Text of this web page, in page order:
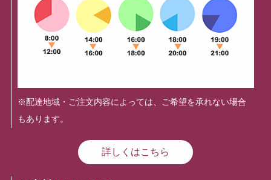
※配達地域・ご注文内容によっては、ご希望を承れない場合
もあります。
詳しくはこちら